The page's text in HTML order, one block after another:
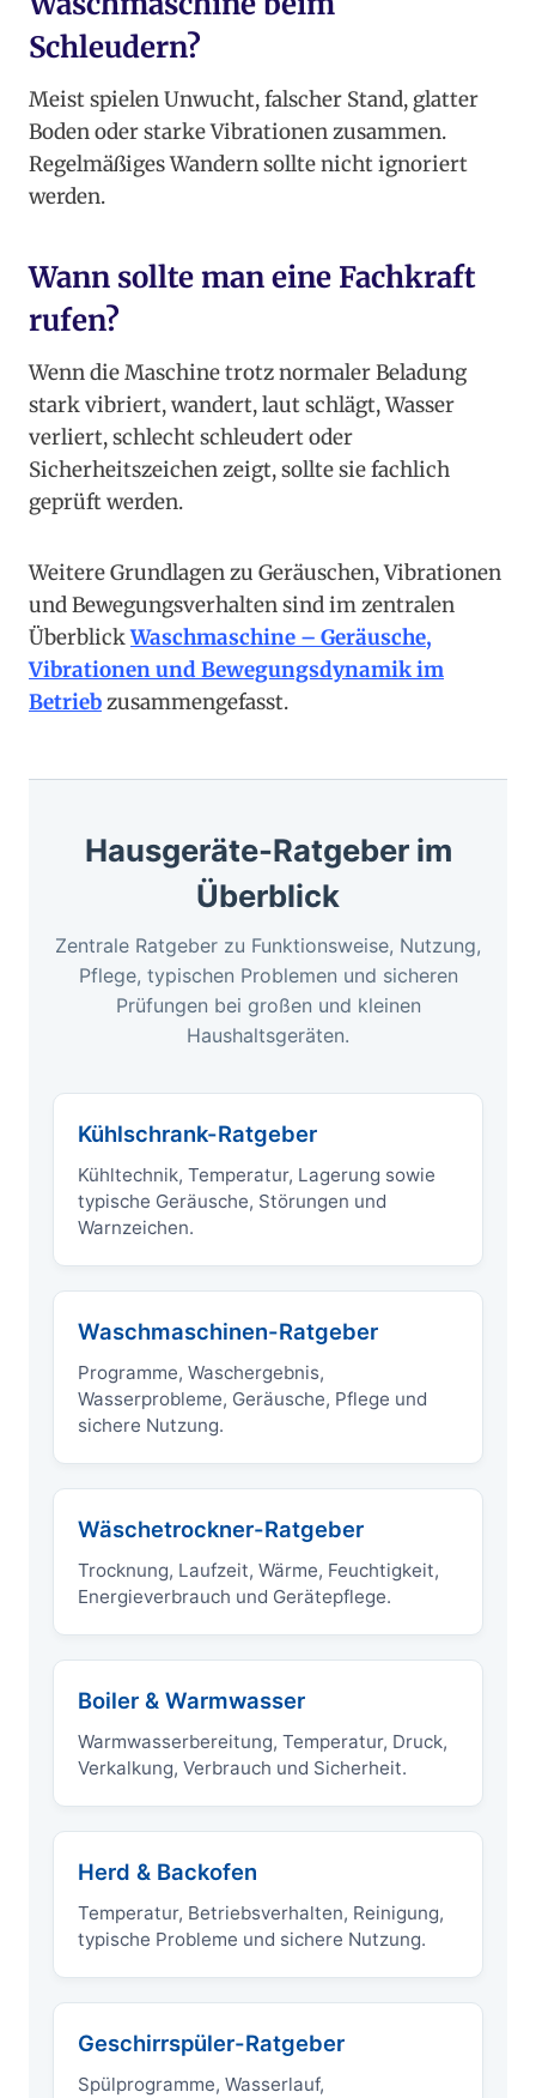
Schleudern?
Meist spielen Unwucht, falscher Stand, glatter
Boden oder starke Vibrationen zusammen.
Regelmäßiges Wandern sollte nicht ignoriert
werden.
Wann sollte man eine Fachkraft
rufen?
Wenn die Maschine trotz normaler Beladung
stark vibriert, wandert, laut schlägt, Wasser
verliert, schlecht schleudert oder
Sicherheitszeichen zeigt, sollte sie fachlich
geprüft werden.
Weitere Grundlagen zu Geräuschen, Vibrationen
und Bewegungsverhalten sind im zentralen
ÜberblickWaschmaschine – Geräusche,
Vibrationen und Bewegungsdynamik im
Betriebzusammengefasst.
Hausgeräte-Ratgeber im
Überblick
Zentrale Ratgeber zu Funktionsweise, Nutzung,
Pflege, typischen Problemen und sicheren
Prüfungen bei großen und kleinen
Haushaltsgeräten.
Kühlschrank-Ratgeber
Kühltechnik, Temperatur, Lagerung sowie
typische Geräusche, Störungen und
Warnzeichen.
Waschmaschinen-Ratgeber
Programme, Waschergebnis,
Wasserprobleme, Geräusche, Pflege und
sichere Nutzung.
Wäschetrockner-Ratgeber
Trocknung, Laufzeit, Wärme, Feuchtigkeit,
Energieverbrauch und Gerätepflege.
Boiler & Warmwasser
Warmwasserbereitung, Temperatur, Druck,
Verkalkung, Verbrauch und Sicherheit.
Herd & Backofen
Temperatur, Betriebsverhalten, Reinigung,
typische Probleme und sichere Nutzung.
Geschirrspüler-Ratgeber
Spülprogramme, Wasserlauf,